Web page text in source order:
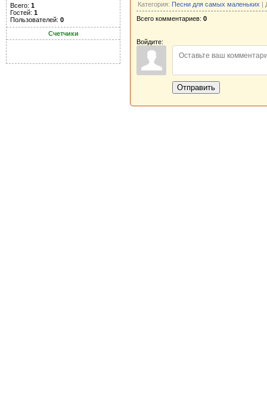
Всего: 1
Гостей: 1
Пользователей: 0
Счетчики
Категория: Песни для самых маленьких |
Всего комментариев: 0
Войдите:
Отправить